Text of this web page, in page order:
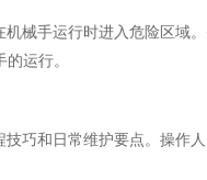
械手运行时进入危险区域
运行。
巧和日常维护要点。操作